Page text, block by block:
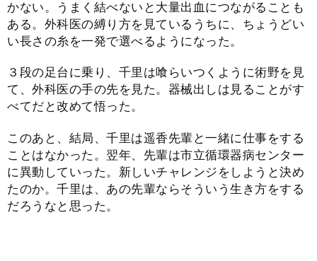
かない。うまく結べないと大量出血につながることも
ある。外科医の縛り方を見ているうちに、ちょうどい
い長さの糸を一発で選べるようになった。
３段の足台に乗り、千里は喰らいつくように術野を見
て、外科医の手の先を見た。器械出しは見ることがす
べてだと改めて悟った。
このあと、結局、千里は遥香先輩と一緒に仕事をする
ことはなかった。翌年、先輩は市立循環器病センター
に異動していった。新しいチャレンジをしようと決め
たのか。千里は、あの先輩ならそういう生き方をする
だろうなと思った。